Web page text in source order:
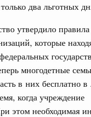
два льготных
утвердило
которые
многодетные
в них бесплатно
когда учреждение
этом необходимая
территорий
сельских
Городская среда
заказчик»
более